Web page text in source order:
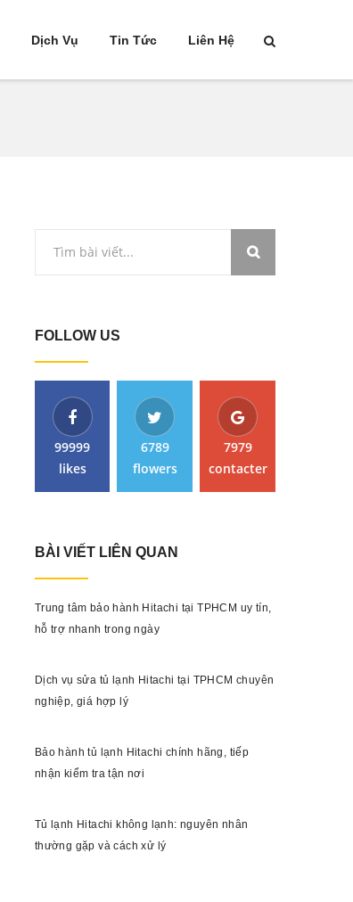
Dịch Vụ Tin Tức Liên Hệ
FOLLOW US
99999
likes
6789
flowers
7979
contacter
BÀI VIẾT LIÊN QUAN
Trung tâm bảo hành Hitachi tại TPHCM uy tín,
hỗ trợ nhanh trong ngày
Dịch vụ sửa tủ lạnh Hitachi tại TPHCM chuyên
nghiệp, giá hợp lý
Bảo hành tủ lạnh Hitachi chính hãng, tiếp
nhận kiểm tra tận nơi
Tủ lạnh Hitachi không lạnh: nguyên nhân
thường gặp và cách xử lý